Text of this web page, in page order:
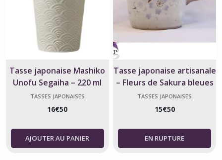
Tasse japonaise Mashiko
Unofu Segaiha – 220 ml
TASSES JAPONAISES
16€50
AJOUTER AU PANIER
Tasse japonaise artisanale
– Fleurs de Sakura bleues
TASSES JAPONAISES
15€50